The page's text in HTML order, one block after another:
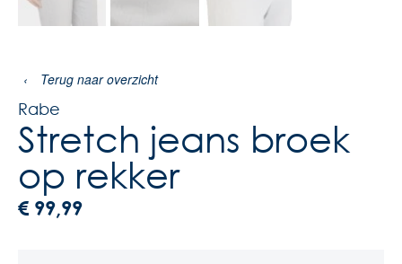
‹ Terug naar overzicht
Rabe
Stretch jeans broek
op rekker
€ 99,99